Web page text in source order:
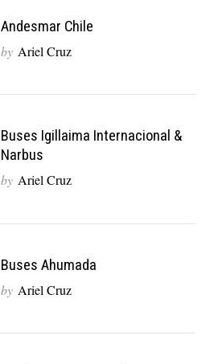
Andesmar Chile
by Ariel Cruz
Buses Igillaima Internacional &
Narbus
by Ariel Cruz
Buses Ahumada
by Ariel Cruz